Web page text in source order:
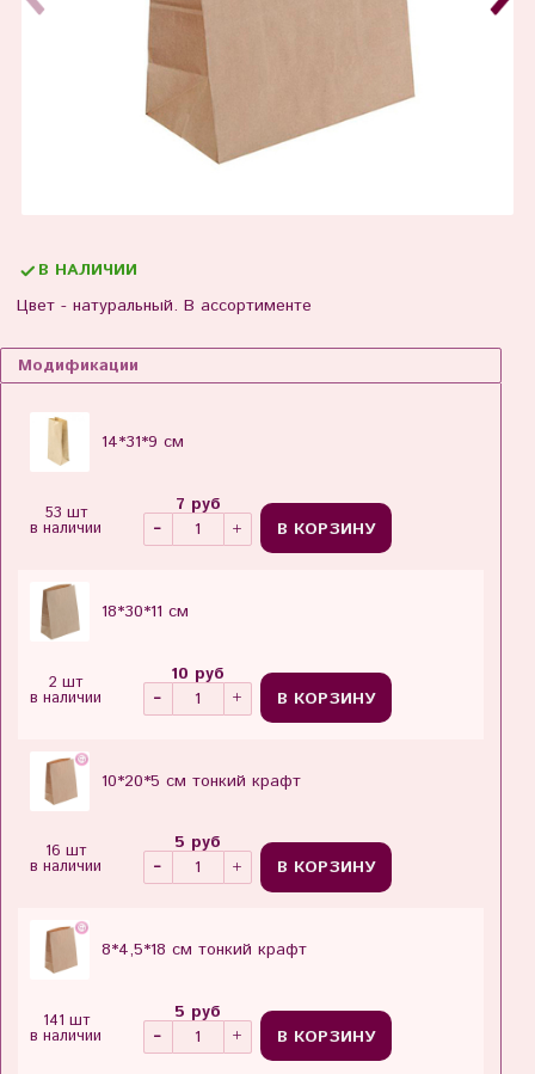
Цвет - натуральный. В ассортименте
В НАЛИЧИИ
Модификации
14*31*9 см
53 шт
в наличии
7 руб
В КОРЗИНУ
18*30*11 см
2 шт
в наличии
10 руб
В КОРЗИНУ
10*20*5 см тонкий крафт
16 шт
в наличии
5 руб
В КОРЗИНУ
8*4,5*18 см тонкий крафт
141 шт
в наличии
5 руб
В КОРЗИНУ